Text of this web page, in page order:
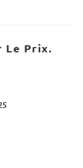
Le Prix.